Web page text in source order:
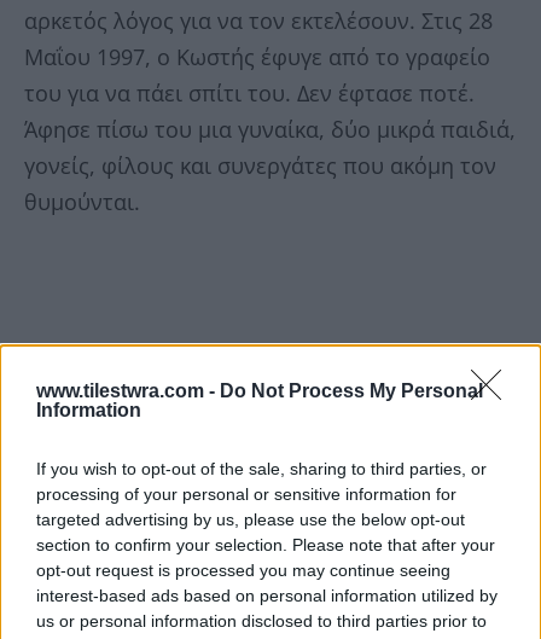
www.tilestwra.com - Do Not Process My Personal
Information
If you wish to opt-out of the sale, sharing to third parties, or
processing of your personal or sensitive information for
targeted advertising by us, please use the below opt-out
section to confirm your selection. Please note that after your
opt-out request is processed you may continue seeing
interest-based ads based on personal information utilized by
us or personal information disclosed to third parties prior to
αρκετός λόγος για να τον εκτελέσουν. Στις 28
Μαΐου 1997, ο Κωστής έφυγε από το γραφείο
του για να πάει σπίτι του. Δεν έφτασε ποτέ.
Άφησε πίσω του μια γυναίκα, δύο μικρά παιδιά,
γονείς, φίλους και συνεργάτες που ακόμη τον
θυμούνται.